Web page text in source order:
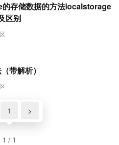
存储数据的方法localstorage
区别
带解析）
1 >
1 / 1